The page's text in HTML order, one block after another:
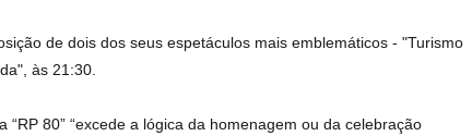
de dois dos seus espetáculos mais emblemáticos - "Turismo
às 21:30.
“RP 80” “excede a lógica da homenagem ou da celebração